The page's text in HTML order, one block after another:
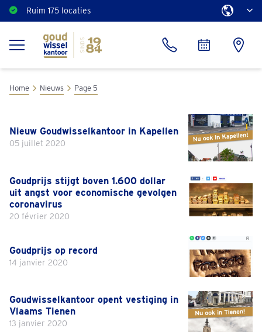
Ruim 175 locaties
Home Nieuws Page 5
Nieuw Goudwisselkantoor in Kapellen
05 juillet 2020
Goudprijs stijgt boven 1.600 dollar
uit angst voor economische gevolgen
coronavirus
20 février 2020
Goudprijs op record
14 janvier 2020
Goudwisselkantoor opent vestiging in
Vlaams Tienen
13 janvier 2020